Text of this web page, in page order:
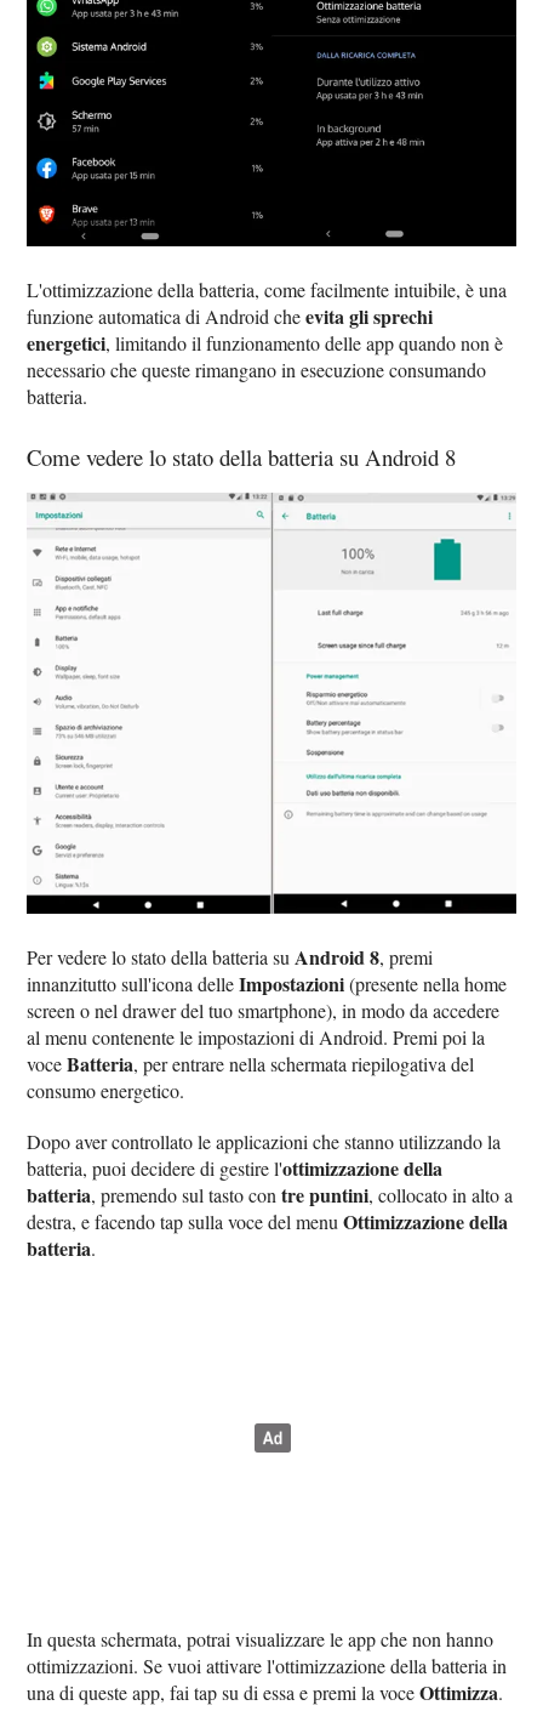
L'ottimizzazione della batteria, come facilmente intuibile, è una
funzione automatica di Android cheevita gli sprechi
energetici, limitando il funzionamento delle app quando non è
necessario che queste rimangano in esecuzione consumando
batteria.
Come vedere lo stato della batteria su Android 8
Per vedere lo stato della batteria su Android 8, premi
innanzitutto sull'icona delleImpostazioni(presente nella home
screen o nel drawer del tuo smartphone), in modo da accedere
al menu contenente le impostazioni di Android. Premi poi la
voceBatteria, per entrare nella schermata riepilogativa del
consumo energetico.
Dopo aver controllato le applicazioni che stanno utilizzando la
batteria, puoi decidere di gestire l'ottimizzazione della
batteria, premendo sul tasto contre puntini, collocato in alto a
destra, e facendo tap sulla voce del menuOttimizzazione della
batteria.
In questa schermata, potrai visualizzare le app che non hanno
ottimizzazioni. Se vuoi attivare l'ottimizzazione della batteria in
una di queste app, fai tap su di essa e premi la voceOttimizza.